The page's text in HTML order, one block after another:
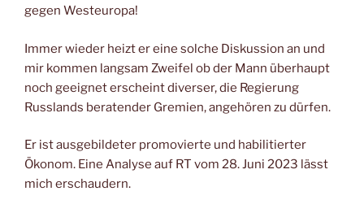
gegen Westeuropa!
Immer wieder heizt er eine solche Diskussion an und
mir kommen langsam Zweifel ob der Mann überhaupt
noch geeignet erscheint diverser, die Regierung
Russlands beratender Gremien, angehören zu dürfen.
Er ist ausgebildeter promovierte und habilitierter
Ökonom. Eine Analyse auf RT vom 28. Juni 2023 lässt
mich erschaudern.